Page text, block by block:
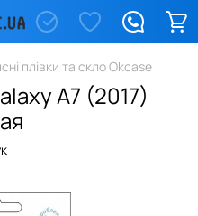
плівки та скло Okcase
А7 (2017)